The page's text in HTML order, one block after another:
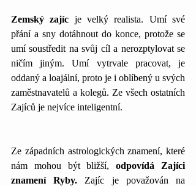
Zemský zajíc je velký realista. Umí své
přání a sny dotáhnout do konce, protože se
umí soustředit na svůj cíl a nerozptylovat se
ničím jiným. Umí vytrvale pracovat, je
oddaný a loajální, proto je i oblíbený u svých
zaměstnavatelů a kolegů. Ze všech ostatních
Zajíců je nejvíce inteligentní.
Ze západních astrologických znamení, které
nám mohou být bližší, odpovídá Zajíci
znamení Ryby. Zajíc je považován na